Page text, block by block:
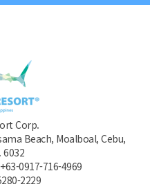
Corp.
Beach, Moalboal, Cebu,
6032
0917-716-4969
2229